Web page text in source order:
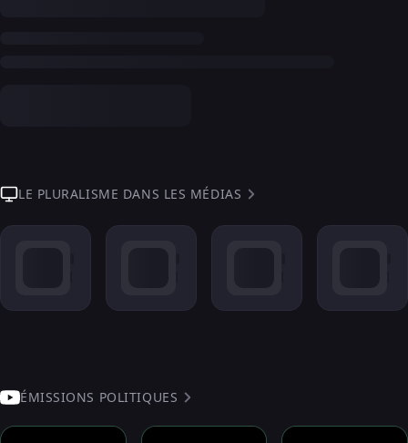
LE PLURALISME DANS LES MÉDIAS
ÉMISSIONS POLITIQUES